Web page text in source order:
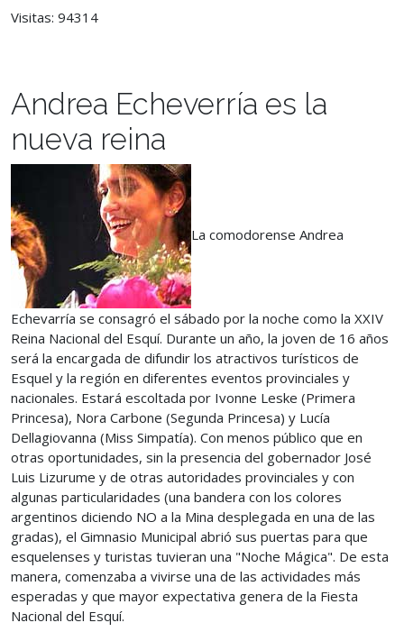
Visitas: 94314
Andrea Echeverría es la
nueva reina
La comodorense Andrea
Echevarría se consagró el sábado por la noche como la XXIV
Reina Nacional del Esquí. Durante un año, la joven de 16 años
será la encargada de difundir los atractivos turísticos de
Esquel y la región en diferentes eventos provinciales y
nacionales. Estará escoltada por Ivonne Leske (Primera
Princesa), Nora Carbone (Segunda Princesa) y Lucía
Dellagiovanna (Miss Simpatía). Con menos público que en
otras oportunidades, sin la presencia del gobernador José
Luis Lizurume y de otras autoridades provinciales y con
algunas particularidades (una bandera con los colores
argentinos diciendo NO a la Mina desplegada en una de las
gradas), el Gimnasio Municipal abrió sus puertas para que
esquelenses y turistas tuvieran una "Noche Mágica". De esta
manera, comenzaba a vivirse una de las actividades más
esperadas y que mayor expectativa genera de la Fiesta
Nacional del Esquí.